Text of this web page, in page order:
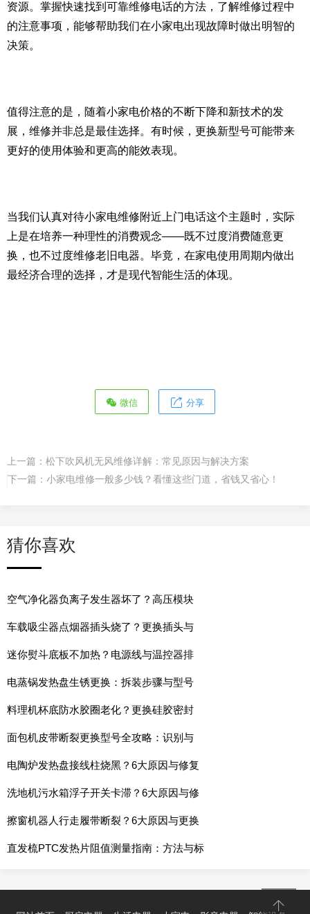
资源。掌握快速找到可靠维修电话的方法，了解维修过程中
的注意事项，能够帮助我们在小家电出现故障时做出明智的
决策。
值得注意的是，随着小家电价格的不断下降和新技术的发
展，维修并非总是最佳选择。有时候，更换新型号可能带来
更好的使用体验和更高的能效表现。
当我们认真对待小家电维修附近上门电话这个主题时，实际
上是在培养一种理性的消费观念——既不过度消费随意更
换，也不过度维修老旧电器。毕竟，在家电使用周期内做出
最经济合理的选择，才是现代智能生活的体现。
微信 分享
上一篇： 松下吹风机无风维修详解：常见原因与解决方案
下一篇： 小家电维修一般多少钱？看懂这些门道，省钱又省心！
猜你喜欢
空气净化器负离子发生器坏了？高压模块
车载吸尘器点烟器插头烧了？更换插头与
迷你熨斗底板不加热？电源线与温控器排
电蒸锅发热盘生锈更换：拆装步骤与型号
料理机杯底防水胶圈老化？更换硅胶密封
面包机皮带断裂更换型号全攻略：识别与
电陶炉发热盘接线柱烧黑？6大原因与修复
洗地机污水箱浮子开关卡滞？6大原因与修
擦窗机器人行走履带断裂？6大原因与更换
直发梳PTC发热片阻值测量指南：方法与标